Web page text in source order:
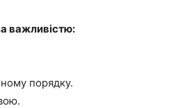
важливістю:
порядку.